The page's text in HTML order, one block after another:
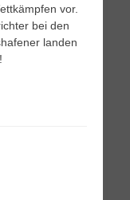
vor.
bei den
landen